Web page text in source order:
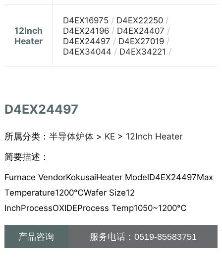
12Inch
Heater
D4EX16975 / D4EX22250 /
D4EX24196 / D4EX24407 /
D4EX24497 / D4EX27019 /
D4EX34044 / D4EX34221 /
D4EX24497
所属分类： 半导体炉体> KE> 12Inch Heater
简要描述：
Furnace VendorKokusaiHeater ModelD4EX24497Max
Temperature1200℃Wafer Size12
InchProcessOXIDEProcess Temp1050~1200℃
产品咨询 服务电话： 0519-85583751